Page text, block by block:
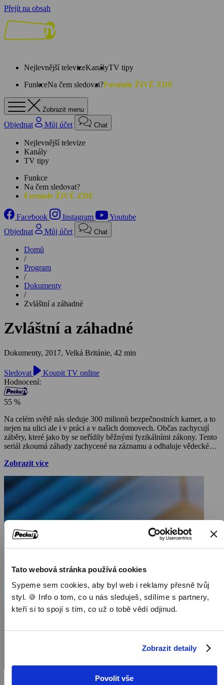
Tato webová stránka používá cookies
Sypeme sem cookies, aby byl web i reklamy přesně tvůj
styl. 🍪 Info o tom, co u nás sleduješ, sdílíme s partnery,
kteří si to spojí s tím, co už o tobě vědí odjinud.
Zobrazit detaily
Povolit vše
Přejít na obsah
Nejlevnější televizeKanályTV tipy
FunkceNa čem sledovat?Formule ŽIVĚ ZDE
Zobrazit menu
Objednat Můj účet Chat
Nejlevnější televize
Kanály
TV tipy
Funkce
Na čem sledovat?
Formule ŽIVĚ ZDE
Facebook Instagram
Youtube
Objednat
Můj účet Chat
Domů
/
Program
/
Dokumenty
/
Zvláštní a záhadné
Zvláštní a záhadné
Dokumenty, 2017, Velká Británie, 42 min
Sledovat
Koupit TV online
Hodnocení:
55 %
Na celém světě nás sleduje 300 milionů bezpečnostních kamer, a to
nejen na ulici ale i v práci a v našich domovech. Občas zachycují
záběry, které jako by se neřídily běžnými fyzikálními zákony. Tento
seriál zkoumá záhady zachycené na záznamu a odhaluje vědecké
zaznamenány.
Zobrazit více